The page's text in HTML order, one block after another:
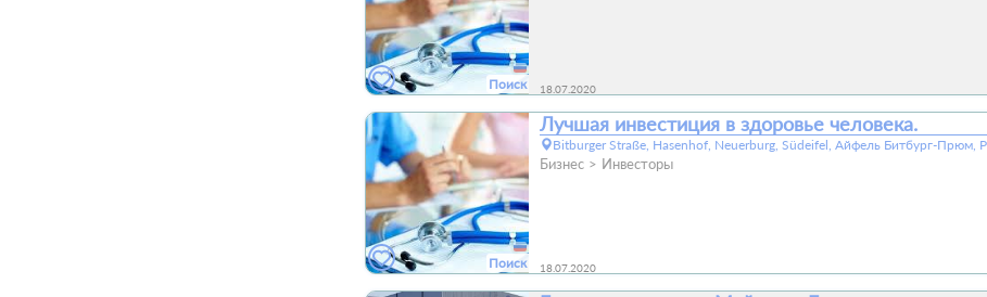
Поиск 18.07.2020
Поиск
Лучшая инвестиция в здоровье человека.
Bitburger Straße, Hasenhof, Neuerburg, Südeifel, Айфель Битбург-Прюм,
Бизнес Инвесторы
18.07.2020